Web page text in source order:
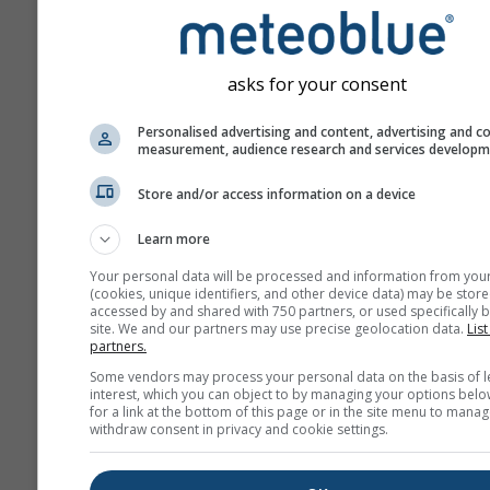
ქარის სიჩქარე
bft
km/h
mph kn
ფონი
ფონის სურათით
ფონის გარეშე:
ტექსტი
ფონის გარეშე:
asks for your consent
Personalised advertising and content, advertising and
measurement, audience research and services
Store and/or access information on a device
Learn more
Your personal data will be processed and information from
(cookies, unique identifiers, and other device data) may be
accessed by and shared with 750 partners, or used specifically
site. We and our partners may use precise geolocation data.
partners.
Some vendors may process your personal data on the basis of
interest, which you can object to by managing your options
for a link at the bottom of this page or in the site menu to
withdraw consent in privacy and cookie settings.